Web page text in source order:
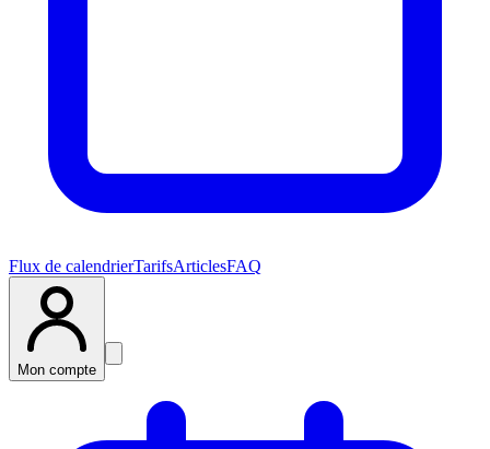
Flux de calendrierTarifsArticlesFAQ
Mon compte